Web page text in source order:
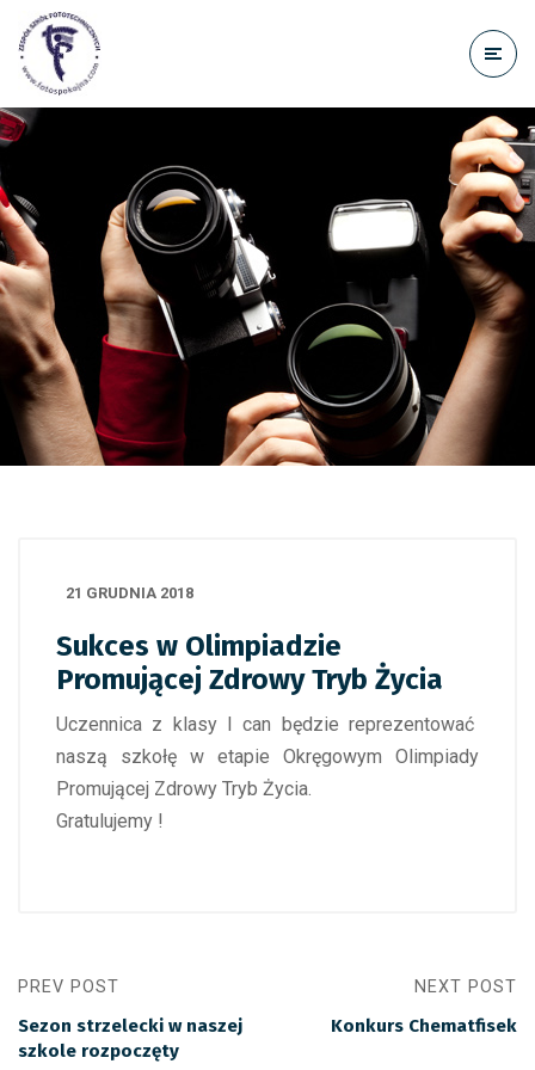
treści
21 GRUDNIA 2018
Sukces w Olimpiadzie
Promującej Zdrowy Tryb Życia
Uczennica z klasy I can będzie reprezentować
naszą szkołę w etapie Okręgowym Olimpiady
Promującej Zdrowy Tryb Życia.
Gratulujemy !
PREV POST
Sezon strzelecki w naszej
szkole rozpoczęty
NEXT POST
Konkurs Chematfisek